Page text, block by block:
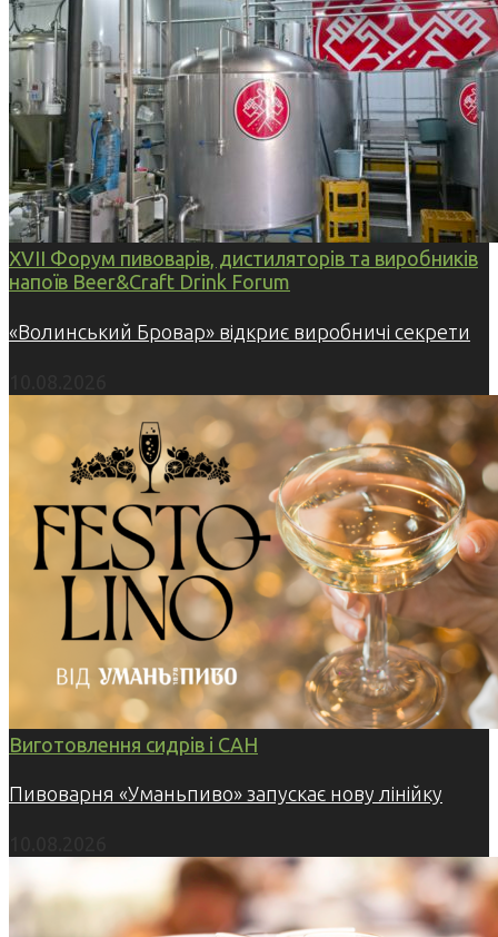
XVII Форум пивоварів, дистиляторів та виробників
напоїв Beer&Craft Drink Forum
«Волинський Бровар» відкриє виробничі секрети
Виготовлення сидрів і САН
Пивоварня «Уманьпиво» запускає нову лінійку